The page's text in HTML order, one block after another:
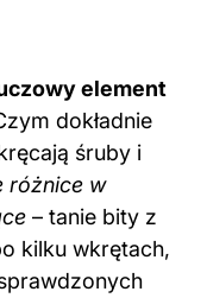
element
dokładnie
śruby i
różnice w
– tanie bity z
kilku wkrętach,